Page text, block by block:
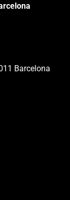
Barcelona